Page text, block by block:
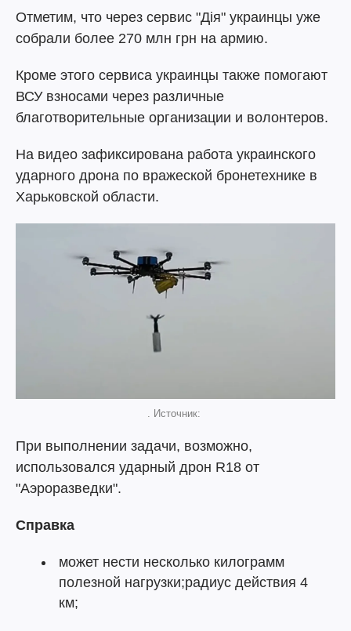
Отметим, что через сервис "Дія" украинцы уже
собрали более 270 млн грн на армию.
Кроме этого сервиса украинцы также помогают
ВСУ взносами через различные
благотворительные организации и волонтеров.
На видео зафиксирована работа украинского
ударного дрона по вражеской бронетехнике в
Харьковской области.
. Источник:
При выполнении задачи, возможно,
использовался ударный дрон R18 от
"Аэроразведки".
Справка
может нести несколько килограмм
полезной нагрузки;радиус действия 4
км;